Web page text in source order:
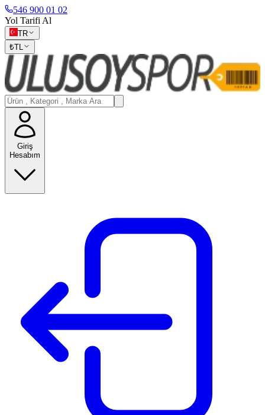
546 900 01 02
Yol Tarifi Al
TR
₺TL
Giriş
Hesabım